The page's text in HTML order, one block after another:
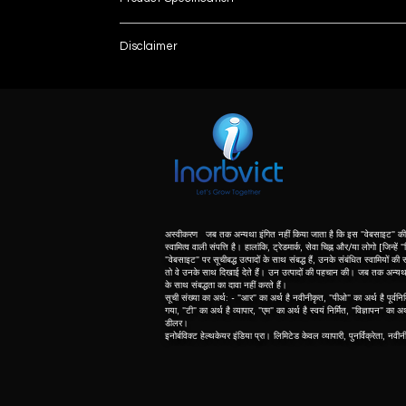
Brand
Focal Spot Size
Heat Capacity
Heat Dissipation
Ma Range
Mr per sec28 kvp
Disclaimer
herein associated with the products listed on
purpose of identification of those products. we
meaning of list number: - “r” means
dealer of original equipment manufacturer.
अस्वीकरण जब तक अन्यथा इंगित नहीं किया जाता है कि इस "वेबसाइट" की
स्वामित्व वाली संपत्ति है। हालांकि, ट्रेडमार्क, सेवा चिह्न और/या लोगो [जिन्हें
"वेबसाइट" पर सूचीबद्ध उत्पादों के साथ संबद्ध हैं, उनके संबंधित स्वामियों
तो वे उनके साथ दिखाई देते हैं। उन उत्पादों की पहचान की। जब तक अन्यथा
के साथ संबद्धता का दावा नहीं करते हैं।
सूची संख्या का अर्थ: - "आर" का अर्थ है नवीनीकृत, "पीओ" का अर्थ है
गया, "टी" का अर्थ है व्यापार, "एम" का अर्थ है स्वयं निर्मित, "विज्ञापन"
डीलर।
इनोर्बविक्ट हेल्थकेयर इंडिया प्रा। लिमिटेड केवल व्यापारी, पुनर्विक्रेता,